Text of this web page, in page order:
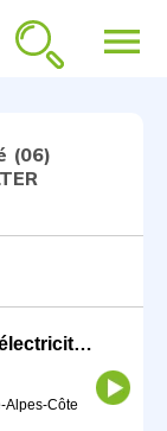
menu
(06)
Chargé d'études électrotechnique / électricité / CVC (H/F)
Alpes-Côte